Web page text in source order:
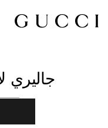
جاليري